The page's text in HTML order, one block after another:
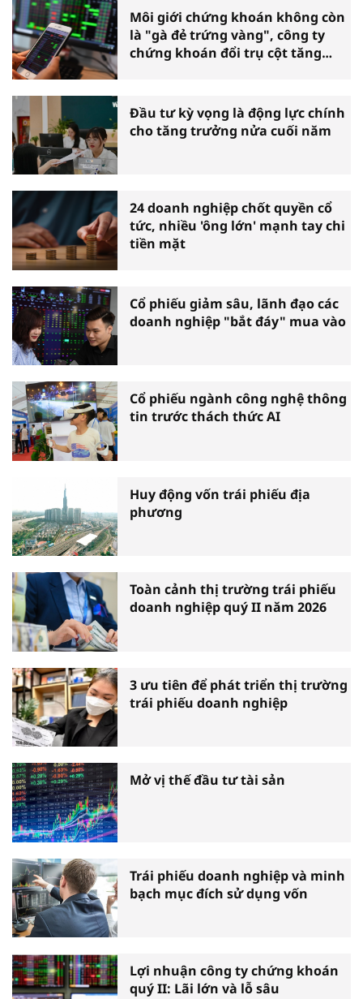
Môi giới chứng khoán không còn
là "gà đẻ trứng vàng", công ty
chứng khoán đổi trụ cột tăng
Đầu tư kỳ vọng là động lực chính
cho tăng trưởng nửa cuối năm
24 doanh nghiệp chốt quyền cổ
tức, nhiều 'ông lớn' mạnh tay chi
tiền mặt
Cổ phiếu giảm sâu, lãnh đạo các
doanh nghiệp "bắt đáy" mua vào
Cổ phiếu ngành công nghệ thông
tin trước thách thức AI
Huy động vốn trái phiếu địa
phương
Toàn cảnh thị trường trái phiếu
doanh nghiệp quý II năm 2026
3 ưu tiên để phát triển thị trường
trái phiếu doanh nghiệp
Mở vị thế đầu tư tài sản
Trái phiếu doanh nghiệp và minh
bạch mục đích sử dụng vốn
Lợi nhuận công ty chứng khoán
quý II: Lãi lớn và lỗ sâu